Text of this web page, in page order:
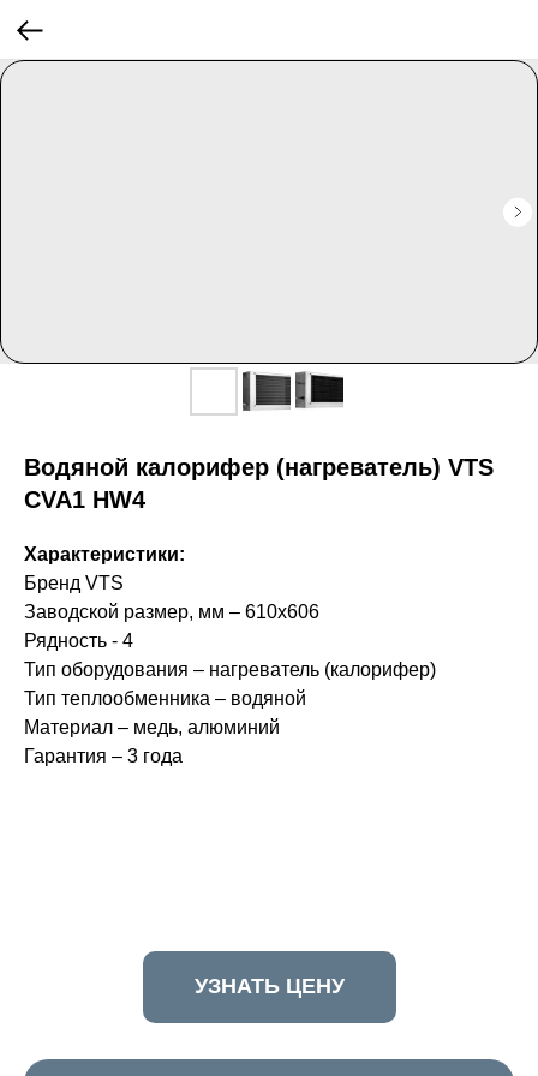
Водяной калорифер (нагреватель) VTS
CVA1 HW4
Характеристики:
Бренд VTS
Заводской размер, мм – 610х606
Рядность - 4
Тип оборудования – нагреватель (калорифер)
Тип теплообменника – водяной
Материал – медь, алюминий
Гарантия – 3 года
УЗНАТЬ ЦЕНУ